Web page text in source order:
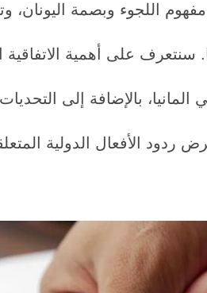
اللجوء وبصمة اليونان،
على أهمية الاتفاقية
بالإضافة إلى التحديات
ردود الأفعال الدولية